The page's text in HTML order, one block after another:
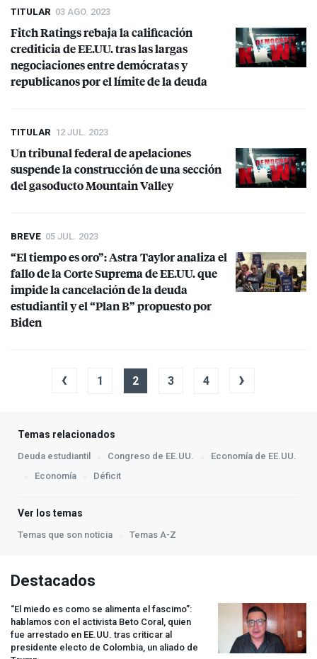
TITULAR 03 AGO. 2023
Fitch Ratings rebaja la calificación
crediticia de EE.UU. tras las largas
negociaciones entre demócratas y
republicanos por el límite de la deuda
TITULAR 12 JUL. 2023
Un tribunal federal de apelaciones
suspende la construcción de una sección
del gasoducto Mountain Valley
BREVE 05 JUL. 2023
“El tiempo es oro”: Astra Taylor analiza el
fallo de la Corte Suprema de EE.UU. que
impide la cancelación de la deuda
estudiantil y el “Plan B” propuesto por
Biden
‹ 1 2 3 4 ›
Temas relacionados
Deuda estudiantil Congreso de EE.UU.
Economía de EE.UU.
Economía
Déficit
Ver los temas
Temas que son noticia Temas A-Z
Destacados
“El miedo es como se alimenta el fascimo”:
hablamos con el activista Beto Coral, quien
fue arrestado en EE.UU. tras criticar al
presidente electo de Colombia, un aliado de